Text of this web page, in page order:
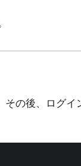
の後、ログイ